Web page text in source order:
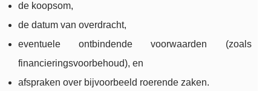
de koopsom,
de datum van overdracht,
eventuele ontbindende voorwaarden (zoals
financieringsvoorbehoud), en
afspraken over bijvoorbeeld roerende zaken.